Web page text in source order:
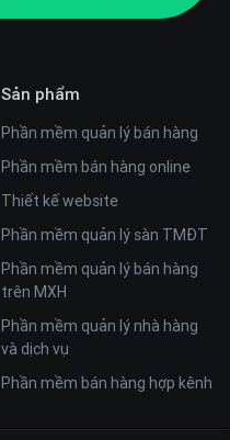
Sản phẩm
Phần mềm quản lý bán hàng
Phần mềm bán hàng online
Thiết kế website
Phần mềm quản lý sàn TMĐT
Phần mềm quản lý bán hàng
trên MXH
Phần mềm quản lý nhà hàng
và dịch vụ
Phần mềm bán hàng hợp kênh